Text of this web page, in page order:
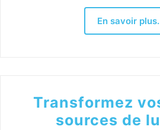
En savoir
Transformez
sources de